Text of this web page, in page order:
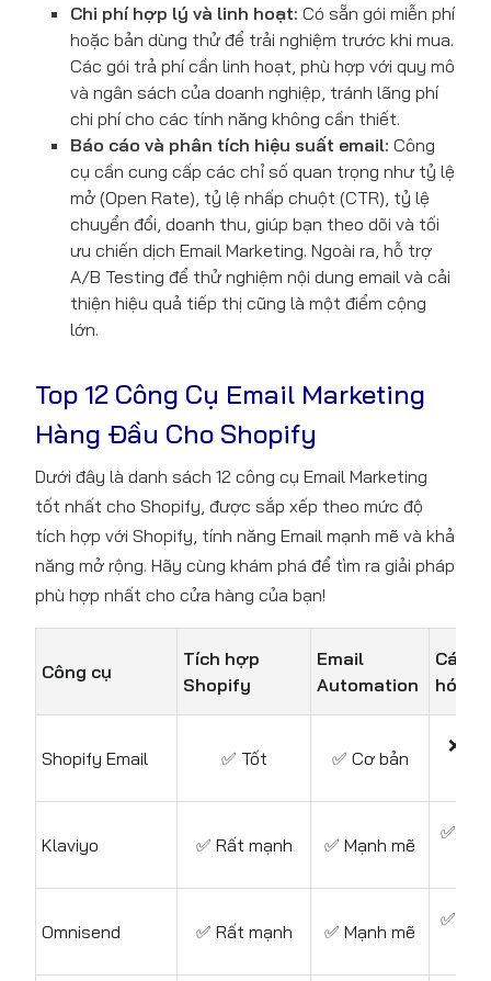
Chi phí hợp lý và linh hoạt: Có sẵn gói miễn phí
hoặc bản dùng thử để trải nghiệm trước khi mua.
Các gói trả phí cần linh hoạt, phù hợp với quy mô
và ngân sách của doanh nghiệp, tránh lãng phí
chi phí cho các tính năng không cần thiết.
Báo cáo và phân tích hiệu suất email: Công
cụ cần cung cấp các chỉ số quan trọng như tỷ lệ
mở (Open Rate), tỷ lệ nhấp chuột (CTR), tỷ lệ
chuyển đổi, doanh thu, giúp bạn theo dõi và tối
ưu chiến dịch Email Marketing. Ngoài ra, hỗ trợ
A/B Testing để thử nghiệm nội dung email và cải
thiện hiệu quả tiếp thị cũng là một điểm cộng
lớn.
Top 12 Công Cụ Email Marketing
Hàng Đầu Cho Shopify
Dưới đây là danh sách 12 công cụ Email Marketing
tốt nhất cho Shopify, được sắp xếp theo mức độ
tích hợp với Shopify, tính năng Email mạnh mẽ và khả
năng mở rộng. Hãy cùng khám phá để tìm ra giải pháp
phù hợp nhất cho cửa hàng của bạn!
Công cụ
Tích hợp
Shopify
Email
Automation
Cá
hóa
Shopify Email ✅ Tốt ✅ Cơ bản
❌
Klaviyo ✅ Rất mạnh ✅ Mạnh mẽ
✅
Omnisend ✅ Rất mạnh ✅ Mạnh mẽ
✅